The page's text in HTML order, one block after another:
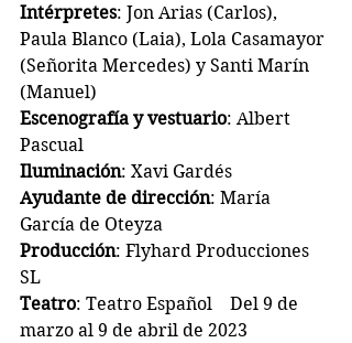
Intérpretes: Jon Arias (Carlos),
Paula Blanco (Laia), Lola Casamayor
(Señorita Mercedes) y Santi Marín
(Manuel)
Escenografía y vestuario: Albert
Pascual
Iluminación: Xavi Gardés
Ayudante de dirección: María
García de Oteyza
Producción: Flyhard Producciones
SL
Teatro: Teatro Español    Del 9 de
marzo al 9 de abril de 2023